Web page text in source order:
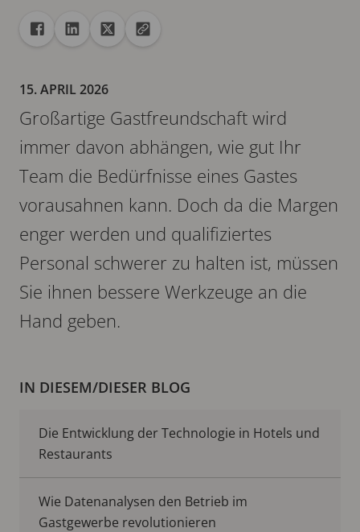
Freigabe
Teilen auf Facebook
Teilen auf Linkedin
Teilen auf XURL in die Zwischenablage kopieren
15. APRIL 2026
Großartige Gastfreundschaft wird
immer davon abhängen, wie gut Ihr
Team die Bedürfnisse eines Gastes
vorausahnen kann. Doch da die Margen
enger werden und qualifiziertes
Personal schwerer zu halten ist, müssen
Sie ihnen bessere Werkzeuge an die
Hand geben.
IN DIESEM/DIESER BLOG
Die Entwicklung der Technologie in Hotels und
Restaurants
Wie Datenanalysen den Betrieb im
Gastgewerbe revolutionieren